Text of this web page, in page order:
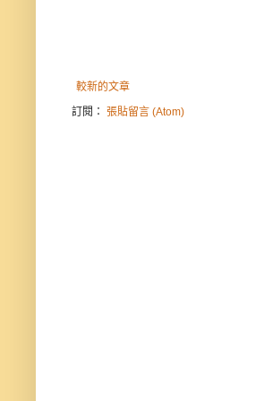
較新的文章
訂閱： 張貼留言 (Atom)